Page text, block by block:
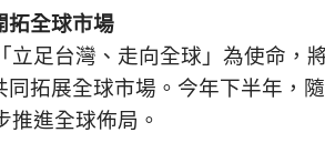
拓全球市場
足台灣、走向全球」為使命，
同拓展全球市場。今年下半年
進全球佈局。